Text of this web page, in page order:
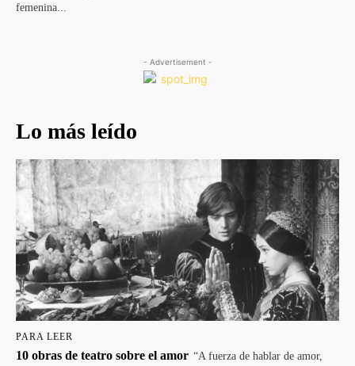
femenina...
- Advertisement -
Lo más leído
PARA LEER
10 obras de teatro sobre el amor “A fuerza de hablar de amor,